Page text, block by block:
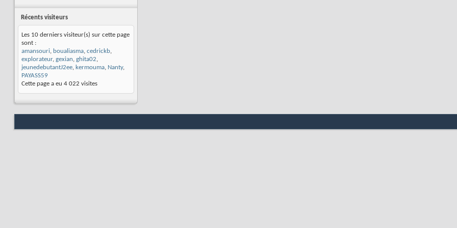
Récents visiteurs
Les 10 derniers visiteur(s) sur cette page
sont :
amansouri, boualiasma, cedrickb,
explorateur, gexian, ghita02,
jeunedebutantJ2ee, kermouma, Nanty,
PAYASS59
Cette page a eu 4 022 visites